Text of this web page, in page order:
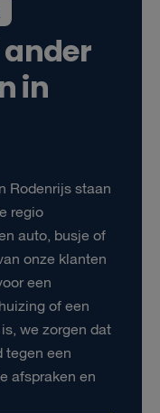
in
Rodenrijs staan
regio
auto, busje of
onze klanten
een
of een
we zorgen dat
tegen een
afspraken en